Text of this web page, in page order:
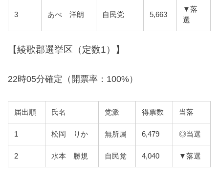
3 あべ 洋朗 自民党 5,663
▼落
選
【綾歌郡選挙区（定数1）】
22時05分確定（開票率：100%）
届出順 氏名 党派 得票数 当落
1 松岡 りか 無所属 6,479 ◎当選
2 水本 勝規 自民党 4,040 ▼落選